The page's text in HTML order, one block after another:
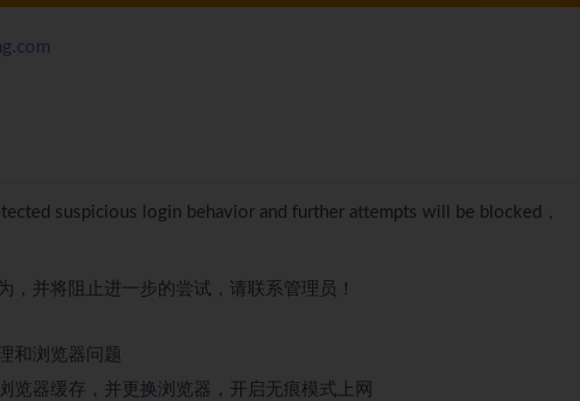
suspicious login behavior and further attempts will be blocked，
，并将阻止进一步的尝试，请联系管理员！
和浏览器问题
览器缓存，并更换浏览器，开启无痕模式上网